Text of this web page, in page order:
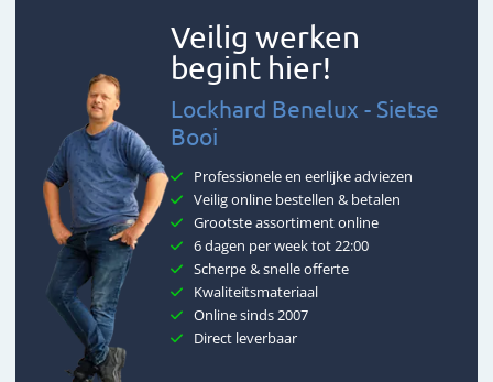
Veilig werken
begint hier!
Lockhard Benelux - Sietse
Booi
Professionele en eerlijke adviezen
Veilig online bestellen & betalen
Grootste assortiment online
6 dagen per week tot 22:00
Scherpe & snelle offerte
Kwaliteitsmateriaal
Online sinds 2007
Direct leverbaar